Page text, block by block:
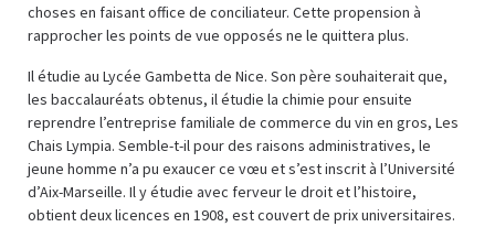
choses en faisant office de conciliateur. Cette propension à
rapprocher les points de vue opposés ne le quittera plus.
Il étudie au Lycée Gambetta de Nice. Son père souhaiterait que,
les baccalauréats obtenus, il étudie la chimie pour ensuite
reprendre l’entreprise familiale de commerce du vin en gros, Les
Chais Lympia. Semble-t-il pour des raisons administratives, le
jeune homme n’a pu exaucer ce vœu et s’est inscrit à l’Université
d’Aix-Marseille. Il y étudie avec ferveur le droit et l’histoire,
obtient deux licences en 1908, est couvert de prix universitaires.